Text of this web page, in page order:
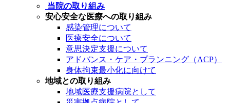
当院の取り組み
安心安全な医療への取り組み
感染管理について
医療安全について
意思決定支援について
アドバンス・ケア・プランニング（ACP）
身体拘束最小化に向けて
地域との取り組み
地域医療支援病院として